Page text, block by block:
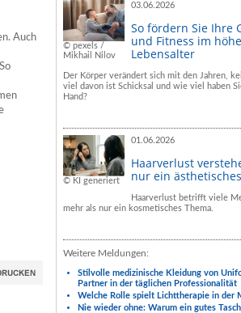
Auch
© pexels /
Mikhail Nilov
03.06.2026
So fördern Sie Ihre
und Fitness im
Lebensalter
Der Körper verändert sich mit den Jahren,
viel davon ist Schicksal und wie viel haben
Hand?
© KI generiert
01.06.2026
Haarverlust
nur ein
Haarverlust betrifft viele
mehr als nur ein kosmetisches Thema.
Weitere Meldungen:
Stilvolle medizinische Kleidung von
Partner in der täglichen Professionalität
Welche Rolle spielt Lichttherapie in der
Nie wieder ohne: Warum ein gutes